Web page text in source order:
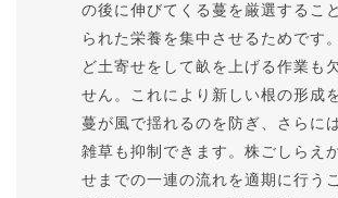
の後に伸びてくる蔓を厳選するこ
られた栄養を集中させるためです
ど土寄せをして畝を上げる作業も
せん。これにより新しい根の形成
蔓が風で揺れるのを防ぎ、さらに
雑草も抑制できます。株ごしらえ
せまでの一連の流れを適期に行う